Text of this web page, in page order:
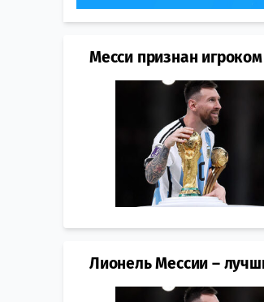
Месси признан
Лионель Мессии –